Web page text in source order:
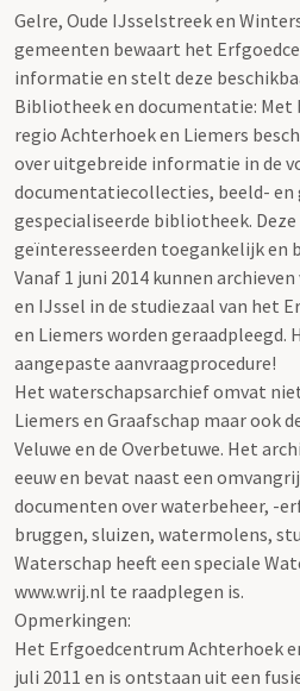
Gelre, Oude IJsselstreek en
gemeenten bewaart het
informatie en stelt deze
Bibliotheek en documentatie:
regio Achterhoek en Liemers
over uitgebreide informatie in de
documentatiecollecties, beeld- en
gespecialiseerde bibliotheek.
geïnteresseerden toegankelijk en
Vanaf 1 juni 2014 kunnen
en IJssel in de studiezaal van het
en Liemers worden geraadpleegd.
aangepaste aanvraagprocedure!
Het waterschapsarchief omvat
Liemers en Graafschap maar ook
Veluwe en de Overbetuwe. Het
eeuw en bevat naast een
documenten over waterbeheer, -
bruggen, sluizen, watermolens,
Waterschap heeft een speciale
www.wrij.nl te raadplegen is.
Opmerkingen:
Het Erfgoedcentrum Achterhoek
juli 2011 en is ontstaan uit een